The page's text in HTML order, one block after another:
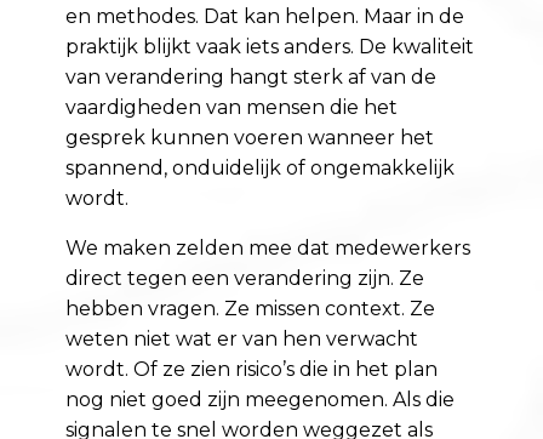
en methodes. Dat kan helpen. Maar in de
praktijk blijkt vaak iets anders. De kwaliteit
van verandering hangt sterk af van de
vaardigheden van mensen die het
gesprek kunnen voeren wanneer het
spannend, onduidelijk of ongemakkelijk
wordt.
We maken zelden mee dat medewerkers
direct tegen een verandering zijn. Ze
hebben vragen. Ze missen context. Ze
weten niet wat er van hen verwacht
wordt. Of ze zien risico’s die in het plan
nog niet goed zijn meegenomen. Als die
signalen te snel worden weggezet als